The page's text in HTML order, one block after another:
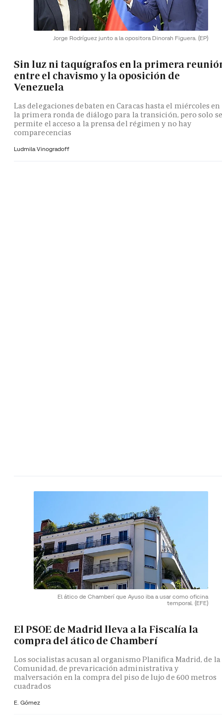
Jorge Rodríguez junto a la opositora Dinorah Figuera. (EP)
Sin luz ni taquígrafos en la primera
entre el chavismo y la oposición de
Venezuela
Las delegaciones debaten en Caracas hasta el miércoles en
la primera ronda de diálogo para la transición, pero solo se
permite el acceso a la prensa del régimen y no hay
comparecencias
Ludmila Vinogradoff
El ático de Chamberí que Ayuso iba a usar como oficina
temporal. (EFE)
El PSOE de Madrid lleva a la Fiscalía la
compra del ático de Chamberí
Los socialistas acusan al organismo Planifica Madrid, de la
Comunidad, de prevaricación administrativa y
malversación en la compra del piso de lujo de 600 metros
cuadrados
E. Gómez